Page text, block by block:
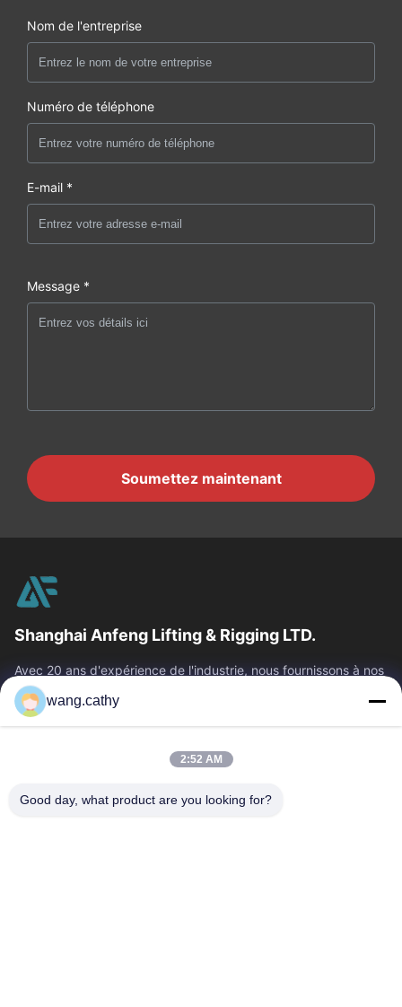
Nom de l'entreprise
Numéro de téléphone
E-mail *
Message *
Soumettez maintenant
Shanghai Anfeng Lifting & Rigging LTD.
Avec 20 ans d'expérience de l'industrie, nous fournissons à nos
clients les produits de la meilleure qualité de levage et de
calage et les...
Liens Rapides
Produits
Vidéos
Au Sujet De Nous
wang.cathy
2:52 AM
Good day, what product are you looking for?